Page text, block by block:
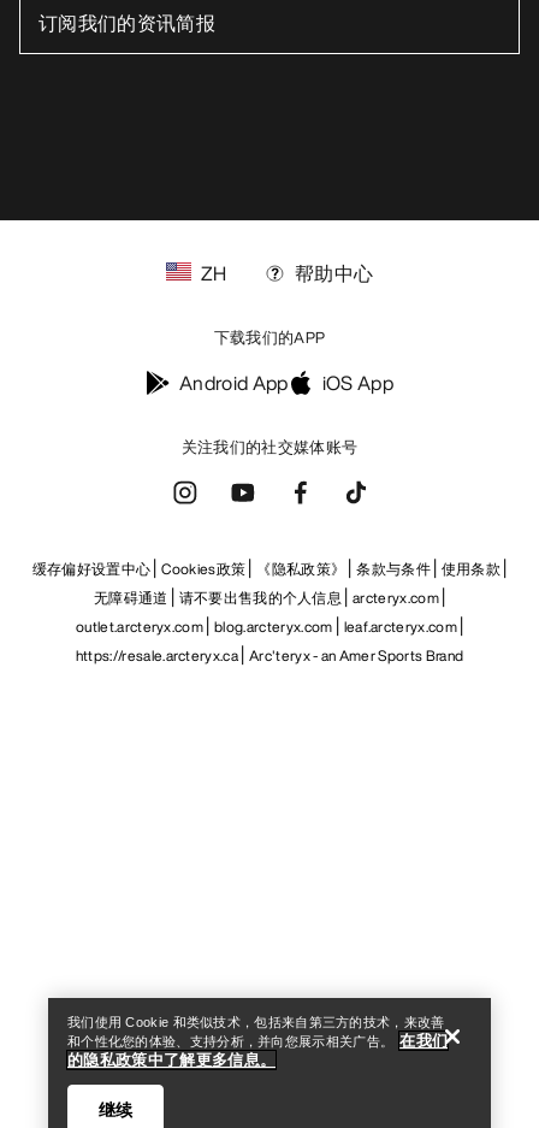
关注我们的社交媒体账号
ZH 帮助中心
下载我们的APP
Android App iOS App
缓存偏好设置中心 Cookies政策 《隐私政策》 条款与条件 使用条款
无障碍通道
请不要出售我的个人信息 arcteryx.com
outlet.arcteryx.com blog.arcteryx.com leaf.arcteryx.com
https://resale.arcteryx.ca Arc'teryx - an Amer Sports Brand
我们使用 Cookie 和类似技术，包括来自第三方的技术，来改善
和个性化您的体验、支持分析，并向您展示相关广告。
在我们
的隐私政策中了解更多信息。
继续